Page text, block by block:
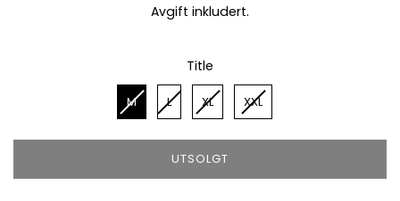
Avgift inkludert.
Title
M L XL XXL
UTSOLGT